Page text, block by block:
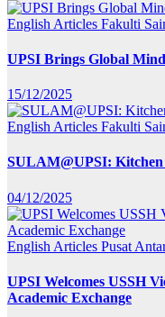
English Articles Fakulti
UPSI Brings Global
15/12/2025
English Articles Fakulti
SULAM@UPSI: Kitchen
04/12/2025
English Articles Pusat
UPSI Welcomes USSH
Academic Exchange